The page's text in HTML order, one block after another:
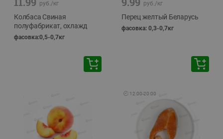
руб./кг
Колбаса Свиная
полуфабрикат, охлажд
фасовка:0,5-0,7кг
руб./кг
Перец желтый Беларусь
фасовка: 0,3-0,7кг
🕘 12:00-20:00